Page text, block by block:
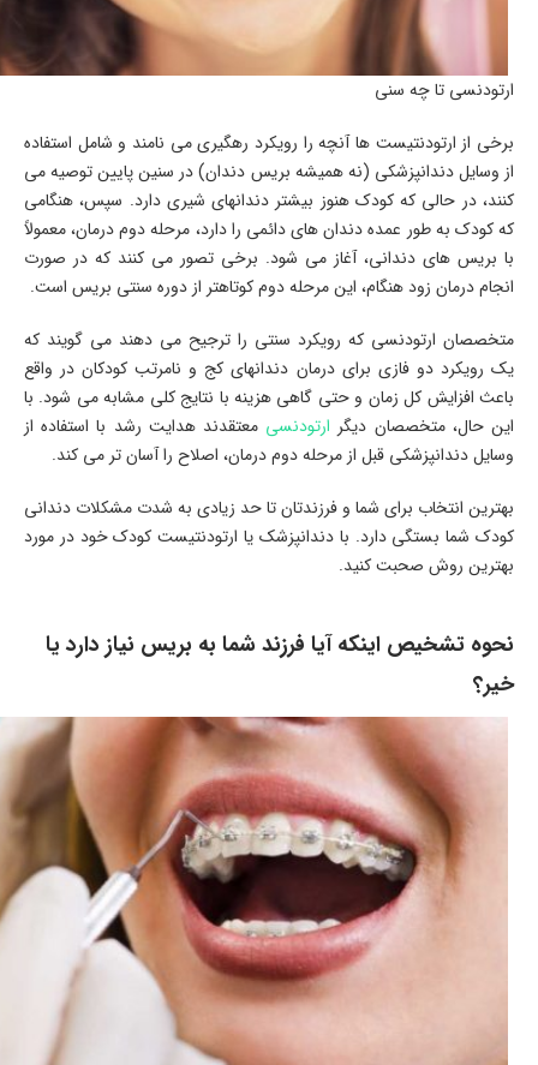
ارتودنسی تا چه سنی
برخی از ارتودنتیست ها آنچه را رویکرد رهگیری می نامند و شامل استفاده
از وسایل دندانپزشکی (نه همیشه بریس دندان) در سنین پایین توصیه می
کنند، در حالی که کودک هنوز بیشتر دندانهای شیری دارد. سپس، هنگامی
که کودک به طور عمده دندان های دائمی را دارد، مرحله دوم درمان، معمولاً
با بریس های دندانی، آغاز می شود. برخی تصور می کنند که در صورت
انجام درمان زود هنگام، این مرحله دوم کوتاهتر از دوره سنتی بریس است.
متخصصان ارتودنسی که رویکرد سنتی را ترجیح می دهند می گویند که
یک رویکرد دو فازی برای درمان دندانهای کج و نامرتب کودکان در واقع
باعث افزایش کل زمان و حتی گاهی هزینه با نتایج کلی مشابه می شود. با
این حال، متخصصان دیگر ارتودنسی معتقدند هدایت رشد با استفاده از
وسایل دندانپزشکی قبل از مرحله دوم درمان، اصلاح را آسان تر می کند.
بهترین انتخاب برای شما و فرزندتان تا حد زیادی به شدت مشکلات دندانی
کودک شما بستگی دارد. با دندانپزشک یا ارتودنتیست کودک خود در مورد
بهترین روش صحبت کنید.
نحوه تشخیص اینکه آیا فرزند شما به بریس نیاز دارد یا
خیر؟